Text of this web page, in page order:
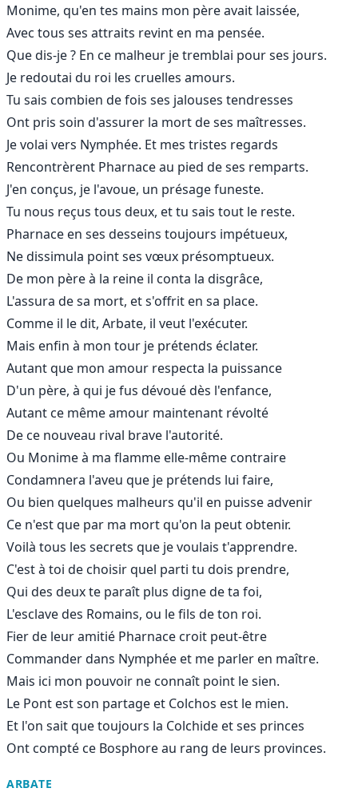
Monime, qu'en tes mains mon père avait laissée,
Avec tous ses attraits revint en ma pensée.
Que dis-je ? En ce malheur je tremblai pour ses jours.
Je redoutai du roi les cruelles amours.
Tu sais combien de fois ses jalouses tendresses
Ont pris soin d'assurer la mort de ses maîtresses.
Je volai vers Nymphée. Et mes tristes regards
Rencontrèrent Pharnace au pied de ses remparts.
J'en conçus, je l'avoue, un présage funeste.
Tu nous reçus tous deux, et tu sais tout le reste.
Pharnace en ses desseins toujours impétueux,
Ne dissimula point ses vœux présomptueux.
De mon père à la reine il conta la disgrâce,
L'assura de sa mort, et s'offrit en sa place.
Comme il le dit, Arbate, il veut l'exécuter.
Mais enfin à mon tour je prétends éclater.
Autant que mon amour respecta la puissance
D'un père, à qui je fus dévoué dès l'enfance,
Autant ce même amour maintenant révolté
De ce nouveau rival brave l'autorité.
Ou Monime à ma flamme elle-même contraire
Condamnera l'aveu que je prétends lui faire,
Ou bien quelques malheurs qu'il en puisse advenir
Ce n'est que par ma mort qu'on la peut obtenir.
Voilà tous les secrets que je voulais t'apprendre.
C'est à toi de choisir quel parti tu dois prendre,
Qui des deux te paraît plus digne de ta foi,
L'esclave des Romains, ou le fils de ton roi.
Fier de leur amitié Pharnace croit peut-être
Commander dans Nymphée et me parler en maître.
Mais ici mon pouvoir ne connaît point le sien.
Le Pont est son partage et Colchos est le mien.
Et l'on sait que toujours la Colchide et ses princes
Ont compté ce Bosphore au rang de leurs provinces.
ARBATE